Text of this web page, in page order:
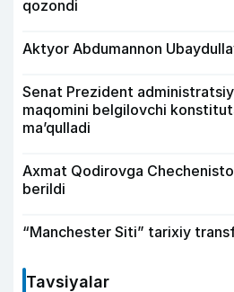
qozondi
Aktyor Abdu­mannon
Senat Prezident
maqomini belgilovchi
ma’qulladi
Axmat Qodirovga
berildi
“Manchester Siti” tarixiy
Tavsiyalar